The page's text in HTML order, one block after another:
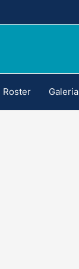
Roster Galeria